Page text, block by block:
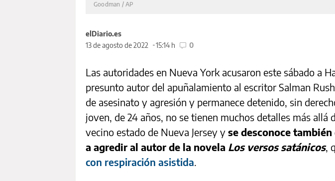
Goodman / AP
elDiario.es
13 de agosto de 2022
15:14 h 0
Las autoridades en Nueva York acusaron este sábado a
presunto autor del apuñalamiento al escritor Salman
de asesinato y agresión y permanece detenido, sin
joven, de 24 años, no se tienen muchos detalles más allá
vecino estado de Nueva Jersey y se desconoce
a agredir al autor de la novela Los versos satánicos,
con respiración asistida.